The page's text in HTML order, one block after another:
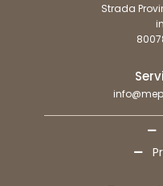
Strada